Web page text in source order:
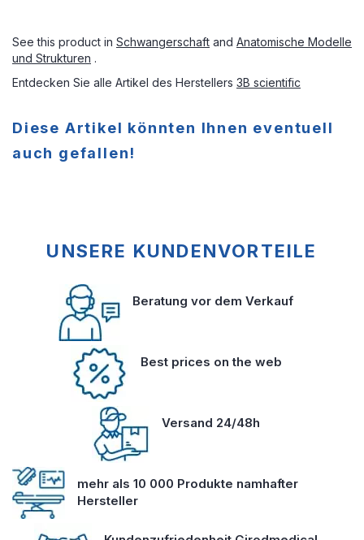
See this product in Schwangerschaft and Anatomische Modelle
und Strukturen .
Entdecken Sie alle Artikel des Herstellers 3B scientific
Diese Artikel könnten Ihnen eventuell
auch gefallen!
UNSERE KUNDENVORTEILE
Beratung vor dem Verkauf
Best prices on the web
Versand 24/48h
mehr als 10 000 Produkte namhafter
Hersteller